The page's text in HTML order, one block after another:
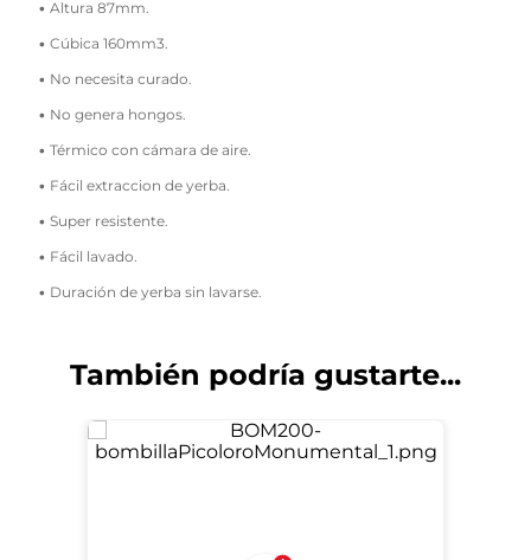
• Altura 87mm.
• Cúbica 160mm3.
• No necesita curado.
• No genera hongos.
• Térmico con cámara de aire.
• Fácil extraccion de yerba.
• Super resistente.
• Fácil lavado.
• Duración de yerba sin lavarse.
También podría gustarte...